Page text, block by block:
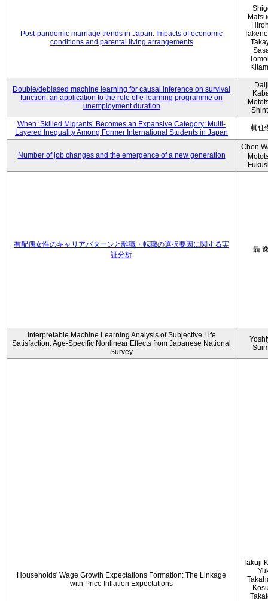
Post-pandemic marriage trends in Japan: Impacts of economic
conditions and parental living arrangements
Double/debiased machine learning for causal inference on survival
function: an application to the role of e-learning programme on
unemployment duration
When ‘Skilled Migrants’ Becomes an Expansive Category: Multi-
Layered Inequality Among Former International Students in Japan
眞住
Number of job changes and the emergence of a new generation
Chen
有配偶女性のキャリアパターンと離職・転職の選択要因に関する実
証分析
聶
Interpretable Machine Learning Analysis of Subjective Life
Satisfaction: Age-Specific Nonlinear Effects from Japanese National
Survey
Households' Wage Growth Expectations Formation: The Linkage
with Price Inflation Expectations
Takuji